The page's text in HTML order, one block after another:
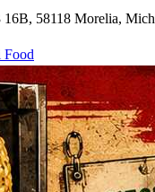
16B, 58118 Morelia, Mich
Food